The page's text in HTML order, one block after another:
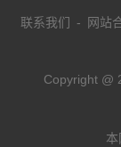
联系我们 - 网站
Copyright @